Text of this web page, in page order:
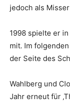
jedoch als
1998 spielte er in
mit. Im
der Seite des
Wahlberg und
Jahr erneut für